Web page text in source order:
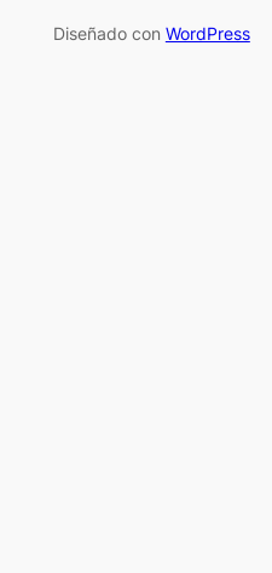
Diseñado con WordPress